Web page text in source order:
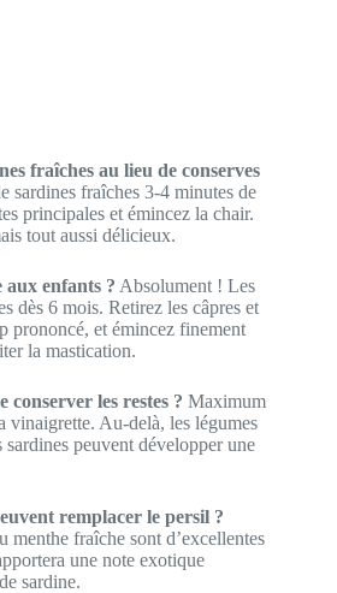
fraîches au lieu de conserves
sardines fraîches 3-4 minutes de
principales et émincez la chair.
tout aussi délicieux.
aux enfants ? Absolument ! Les
dès 6 mois. Retirez les câpres et
prononcé, et émincez finement
la mastication.
conserver les restes ? Maximum
vinaigrette. Au-delà, les légumes
peuvent développer une
remplacer le persil ?
menthe fraîche sont d’excellentes
une note exotique
sardine.